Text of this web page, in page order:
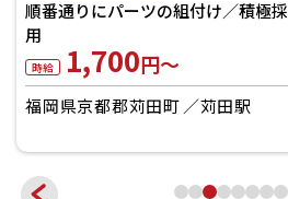
組立・加工・食品製造など／履歴書
不要
時給 1,350円～
福岡県京都郡苅田町 苅田駅